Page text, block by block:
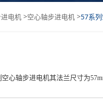
电机 >空心轴步进电机 >57系
心轴步进电机其法兰尺寸为